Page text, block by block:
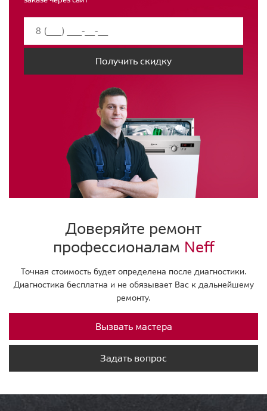
Получить скидку
Доверяйте ремонт
профессионалам Neff
Точная стоимость будет определена после диагностики.
Диагностика бесплатна и не обязывает Вас к дальнейшему
ремонту.
Вызвать мастера
Задать вопрос